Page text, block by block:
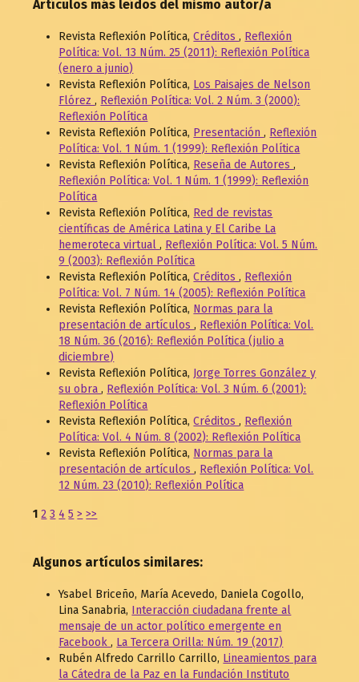
Artículos más leídos del mismo autor/a
Revista Reflexión Política,Créditos, Reflexión
Política: Vol. 13 Núm. 25 (2011): Reflexión Política
(enero a junio)
Revista Reflexión Política, Los Paisajes de Nelson
Flórez, Reflexión Política: Vol. 2 Núm. 3 (2000):
Reflexión Política
Revista Reflexión Política, Presentación, Reflexión
Política: Vol. 1 Núm. 1 (1999): Reflexión Política
Revista Reflexión Política, Reseña de Autores,
Reflexión Política: Vol. 1 Núm. 1 (1999): Reflexión
Política
Revista Reflexión Política, Red de revistas
científicas de América Latina y El Caribe La
hemeroteca virtual, Reflexión Política: Vol. 5 Núm.
9 (2003): Reflexión Política
Revista Reflexión Política,Créditos, Reflexión
Política: Vol. 7 Núm. 14 (2005): Reflexión Política
Revista Reflexión Política, Normas para la
presentación de artículos, Reflexión Política: Vol.
18 Núm. 36 (2016): Reflexión Política (julio a
diciembre)
Revista Reflexión Política, Jorge Torres González y
su obra, Reflexión Política: Vol. 3 Núm. 6 (2001):
Reflexión Política
Revista Reflexión Política,Créditos, Reflexión
Política: Vol. 4 Núm. 8 (2002): Reflexión Política
Revista Reflexión Política, Normas para la
presentación de artículos, Reflexión Política: Vol.
12 Núm. 23 (2010): Reflexión Política
1 2 3 4 5 > >>
Algunos artículos similares:
Ysabel Briceño, María Acevedo, Daniela Cogollo,
Lina Sanabria, Interacción ciudadana frente al
mensaje de un actor político emergente en
Facebook, La Tercera Orilla: Núm. 19 (2017)
Rubén Alfredo Carrillo Carrillo, Lineamientos para
la Cátedra de la Paz en la Fundación Instituto